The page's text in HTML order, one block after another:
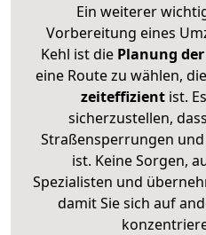
Ein weiterer
Vorbereitung eines
Kehl ist diePlanung
eine Route zu wählen,
zeiteffizientist.
sicherzustellen,
Straßensperrungen
ist. Keine Sorgen,
Spezialisten und
damit Sie sich auf